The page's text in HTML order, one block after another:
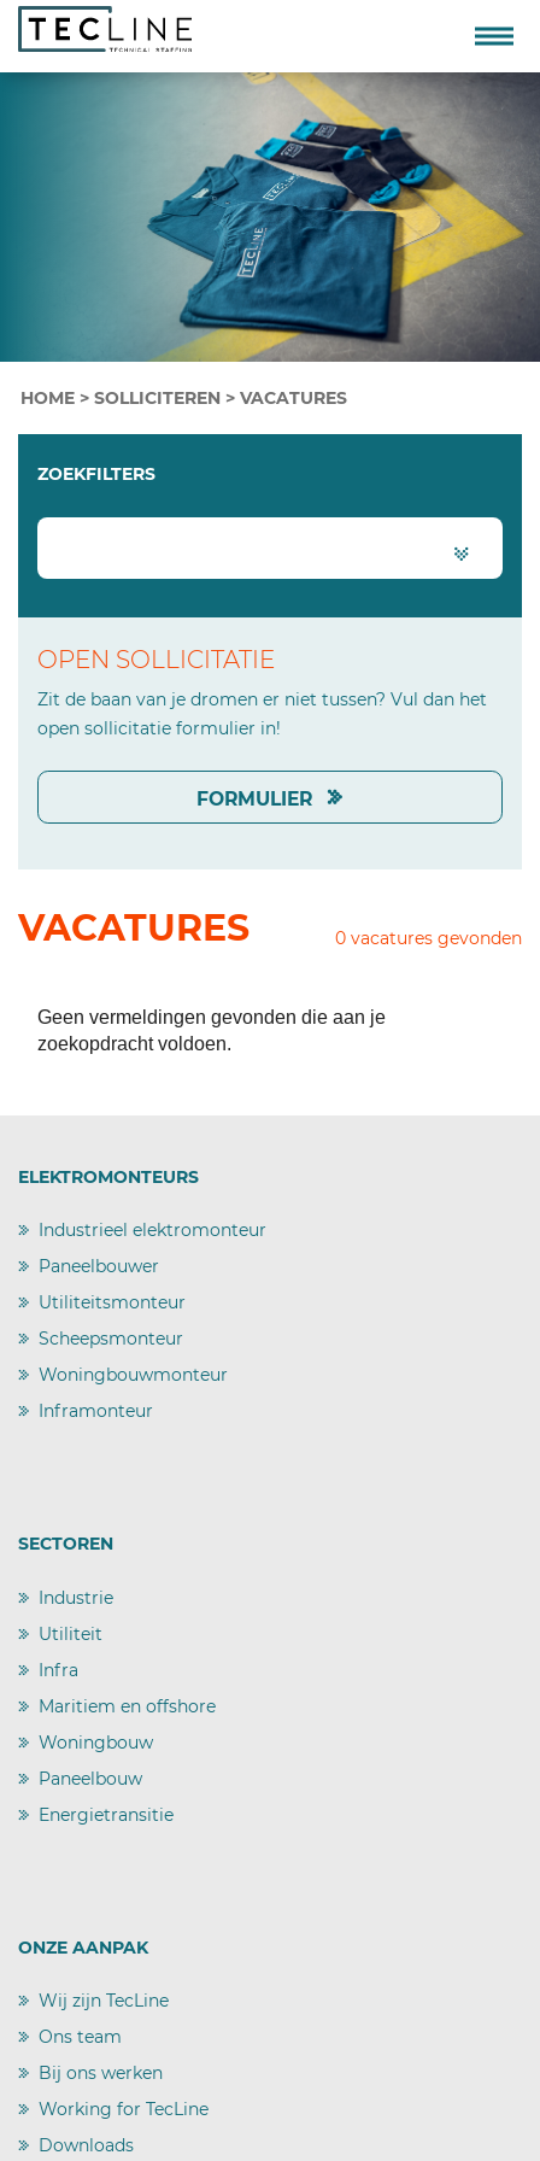
HOME >SOLLICITEREN >VACATURES
ZOEKFILTERS
OPEN SOLLICITATIE
Zit de baan van je dromen er niet tussen? Vul dan het
open sollicitatie formulier in!
FORMULIER
VACATURES 0 vacatures gevonden
Geen vermeldingen gevonden die aan je
zoekopdracht voldoen.
ELEKTROMONTEURS
) Industrieel elektromonteur
) Paneelbouwer
) Utiliteitsmonteur
) Scheepsmonteur
) Woningbouwmonteur
) Inframonteur
SECTOREN
) Industrie
) Utiliteit
) Infra
) Maritiem en offshore
) Woningbouw
) Paneelbouw
) Energietransitie
ONZE AANPAK
) Wij zijn TecLine
) Ons team
) Bij ons werken
) Working for TecLine
) Downloads